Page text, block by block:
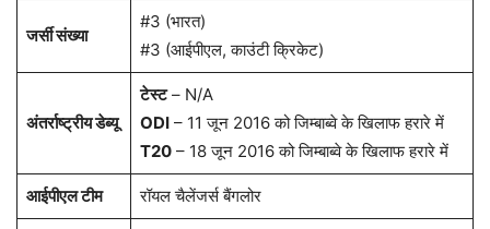
जर्सी संख्या
#3 (भारत)
#3 (आईपीएल, काउंटी क्रिकेट)
अंतर्राष्ट्रीय डेब्यू
टेस्ट– N/A
ODI– 11 जून 2016 को जिम्बाब्वे के खिलाफ हरारे में
T20– 18 जून 2016 को जिम्बाब्वे के खिलाफ हरारे में
आईपीएल टीम रॉयल चैलेंजर्स बैंगलोर